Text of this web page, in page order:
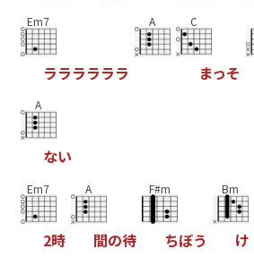
Em7
ララララララ
A C
まっそ
A
ない
Em7
2時
A
間の待
F#m
ちぼう
Bm
け